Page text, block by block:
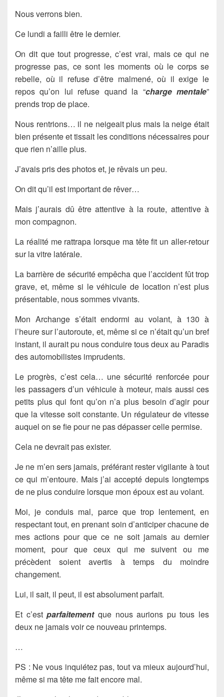
Nous verrons bien.
Ce lundi a failli être le dernier.
On dit que tout progresse, c’est vrai, mais ce qui ne
progresse pas, ce sont les moments où le corps se
rebelle, où il refuse d’être malmené, où il exige le
repos qu’on lui refuse quand la “charge mentale”
prends trop de place.
Nous rentrions… il ne neigeait plus mais la neige était
bien présente et tissait les conditions nécessaires pour
que rien n’aille plus.
J’avais pris des photos et, je rêvais un peu.
On dit qu’il est important de rêver…
Mais j’aurais dû être attentive à la route, attentive à
mon compagnon.
La réalité me rattrapa lorsque ma tête fit un aller-retour
sur la vitre latérale.
La barrière de sécurité empêcha que l’accident fût trop
grave, et, même si le véhicule de location n’est plus
présentable, nous sommes vivants.
Mon Archange s’était endormi au volant, à 130 à
l’heure sur l’autoroute, et, même si ce n’était qu’un bref
instant, il aurait pu nous conduire tous deux au Paradis
des automobilistes imprudents.
Le progrès, c’est cela… une sécurité renforcée pour
les passagers d’un véhicule à moteur, mais aussi ces
petits plus qui font qu’on n’a plus besoin d’agir pour
que la vitesse soit constante. Un régulateur de vitesse
auquel on se fie pour ne pas dépasser celle permise.
Cela ne devrait pas exister.
Je ne m’en sers jamais, préférant rester vigilante à tout
ce qui m’entoure. Mais j’ai accepté depuis longtemps
de ne plus conduire lorsque mon époux est au volant.
Moi, je conduis mal, parce que trop lentement, en
respectant tout, en prenant soin d’anticiper chacune de
mes actions pour que ce ne soit jamais au dernier
moment, pour que ceux qui me suivent ou me
précèdent soient avertis à temps du moindre
changement.
Lui, il sait, il peut, il est absolument parfait.
Et c’estparfaitement que nous aurions pu tous les
deux ne jamais voir ce nouveau printemps.
…
PS : Ne vous inquiétez pas, tout va mieux aujourd’hui,
même si ma tête me fait encore mal.